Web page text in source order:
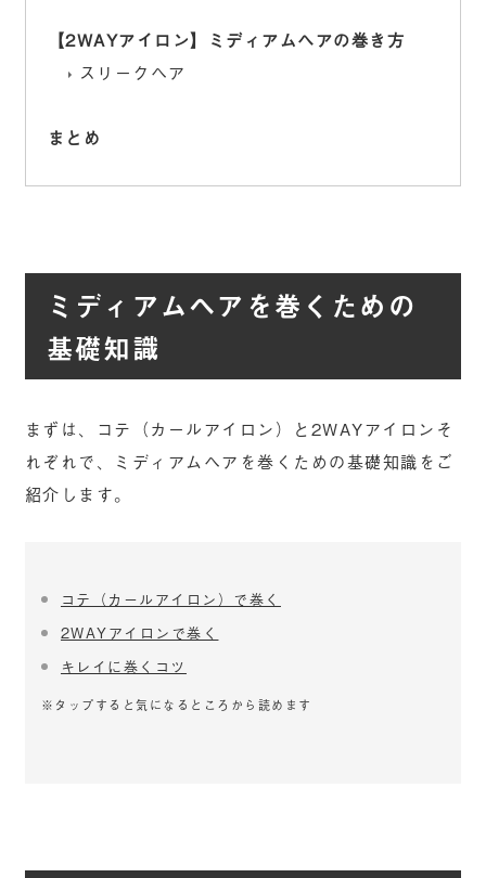
【2WAYアイロン】ミディアムヘアの巻き方
スリークヘア
まとめ
ミディアムヘアを巻くための
基礎知識
まずは、コテ（カールアイロン）と2WAYアイロンそ
れぞれで、ミディアムヘアを巻くための基礎知識をご
紹介します。
コテ（カールアイロン）で巻く
2WAYアイロンで巻く
キレイに巻くコツ
※タップすると気になるところから読めます